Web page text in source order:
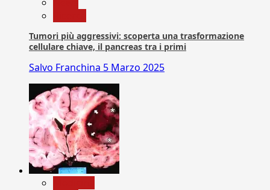
Tumori più aggressivi: scoperta una trasformazione
cellulare chiave, il pancreas tra i primi
Salvo Franchina 5 Marzo 2025